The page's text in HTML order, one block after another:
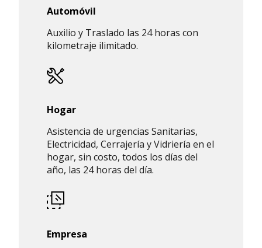
Automóvil
Auxilio y Traslado las 24 horas con
kilometraje ilimitado.
Hogar
Asistencia de urgencias Sanitarias,
Electricidad, Cerrajería y Vidriería en el
hogar, sin costo, todos los días del
año, las 24 horas del día.
Empresa